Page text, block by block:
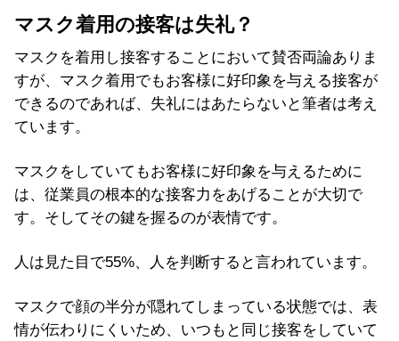
マスク着用の接客は失礼？
マスクを着用し接客することにおいて賛否両論ありま
すが、マスク着用でもお客様に好印象を与える接客が
できるのであれば、失礼にはあたらないと筆者は考え
ています。
マスクをしていてもお客様に好印象を与えるために
は、従業員の根本的な接客力をあげることが大切で
す。そしてその鍵を握るのが表情です。
人は見た目で55%、人を判断すると言われています。
マスクで顔の半分が隠れてしまっている状態では、表
情が伝わりにくいため、いつもと同じ接客をしていて